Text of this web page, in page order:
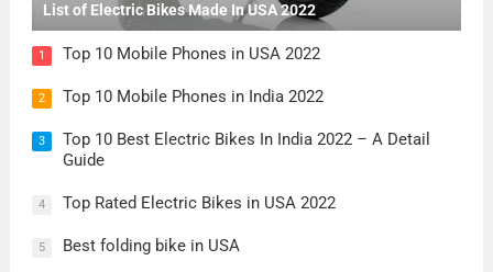
List of Electric Bikes Made In USA 2022
1 Top 10 Mobile Phones in USA 2022
2 Top 10 Mobile Phones in India 2022
3
Top 10 Best Electric Bikes In India 2022 – A Detail
Guide
4 Top Rated Electric Bikes in USA 2022
5 Best folding bike in USA